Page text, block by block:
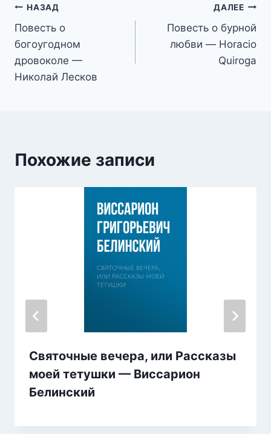
Навигация
по
записям
НАЗАД
Повесть о
богоугодном
дровоколе —
Николай Лесков
ДАЛЕЕ
Повесть о бурной
любви — Horacio
Quiroga
Похожие записи
Святочные вечера, или Рассказы
моей тетушки — Виссарион
Белинский